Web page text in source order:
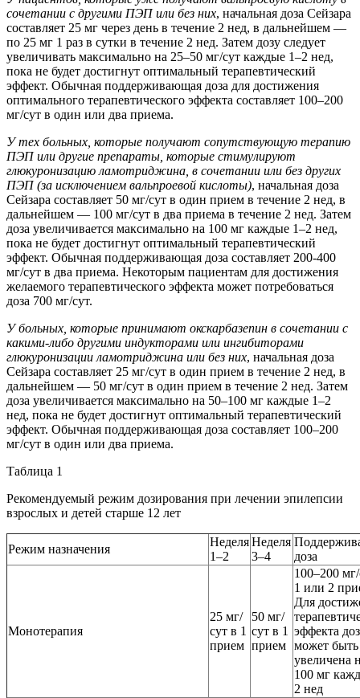
сочетании с другими ПЭП или без них, начальная доза Сейзара
составляет 25 мг через день в течение 2 нед, в дальнейшем —
по 25 мг 1 раз в сутки в течение 2 нед. Затем дозу следует
увеличивать максимально на 25–50 мг/сут каждые 1–2 нед,
пока не будет достигнут оптимальный терапевтический
эффект. Обычная поддерживающая доза для достижения
оптимального терапевтического эффекта составляет 100–200
мг/сут в один или два приема.
У тех больных, которые получают сопутствующую терапию
ПЭП или другие препараты, которые стимулируют
глюкуронизацию ламотриджина, в сочетании или без других
ПЭП (за исключением вальпроевой кислоты), начальная доза
Сейзара составляет 50 мг/сут в один прием в течение 2 нед, в
дальнейшем — 100 мг/сут в два приема в течение 2 нед. Затем
доза увеличивается максимально на 100 мг каждые 1–2 нед,
пока не будет достигнут оптимальный терапевтический
эффект. Обычная поддерживающая доза составляет 200-400
мг/сут в два приема. Некоторым пациентам для достижения
желаемого терапевтического эффекта может потребоваться
доза 700 мг/сут.
У больных, которые принимают окскарбазепин в сочетании с
какими-либо другими индукторами или ингибиторами
глюкуронизации ламотриджина или без них, начальная доза
Сейзара составляет 25 мг/сут в один прием в течение 2 нед, в
дальнейшем — 50 мг/сут в один прием в течение 2 нед. Затем
доза увеличивается максимально на 50–100 мг каждые 1–2
нед, пока не будет достигнут оптимальный терапевтический
эффект. Обычная поддерживающая доза составляет 100–200
мг/сут в один или два приема.
Таблица 1
Рекомендуемый режим дозирования при лечении эпилепсии
взрослых и детей старше 12 лет
Режим назначения
Неделя
1–2
Неделя
3–4
доза
Монотерапия
25 мг/
сут в 1
прием
50 мг/
сут в 1
прием
100–200
1 или 2
Для
эффекта
может быть
увеличена
100 мг
2 нед